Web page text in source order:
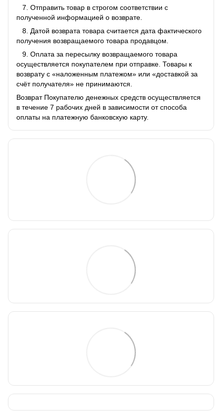
7. Отправить товар в строгом соответствии с
полученной информацией о возврате.
8. Датой возврата товара считается дата фактического
получения возвращаемого товара продавцом.
9. Оплата за пересылку возвращаемого товара
осуществляется покупателем при отправке. Товары к
возврату с «наложенным платежом» или «доставкой за
счёт получателя» не принимаются.
Возврат Покупателю денежных средств осуществляется
в течение 7 рабочих дней в зависимости от способа
оплаты на платежную банковскую карту.